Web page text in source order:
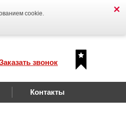
cookie.
звонок
Контакты